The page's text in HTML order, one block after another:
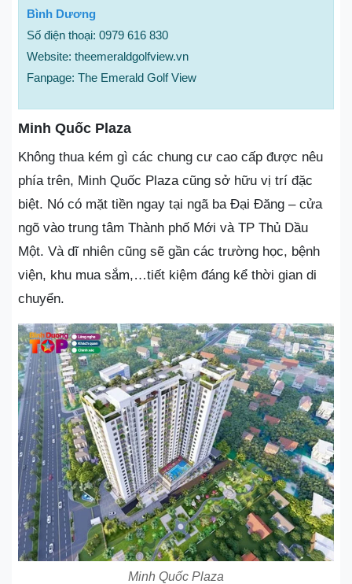
Bình Dương
Số điện thoại: 0979 616 830
Website: theemeraldgolfview.vn
Fanpage: The Emerald Golf View
Minh Quốc Plaza
Không thua kém gì các chung cư cao cấp được nêu
phía trên, Minh Quốc Plaza cũng sở hữu vị trí đặc
biệt. Nó có mặt tiền ngay tại ngã ba Đại Đăng – cửa
ngõ vào trung tâm Thành phố Mới và TP Thủ Dầu
Một. Và dĩ nhiên cũng sẽ gần các trường học, bệnh
viện, khu mua sắm,…tiết kiệm đáng kể thời gian di
chuyển.
Minh Quốc Plaza